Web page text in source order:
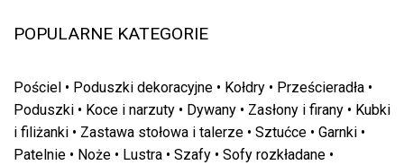
POPULARNE KATEGORIE
Pościel • Poduszki dekoracyjne • Kołdry • Prześcieradła •
Poduszki • Koce i narzuty • Dywany • Zasłony i firany • Kubki
i filiżanki • Zastawa stołowa i talerze • Sztućce • Garnki •
Patelnie • Noże • Lustra • Szafy • Sofy rozkładane •